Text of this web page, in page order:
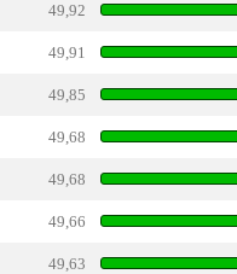
49,92
49,91
49,85
49,68
49,68
49,66
49,63